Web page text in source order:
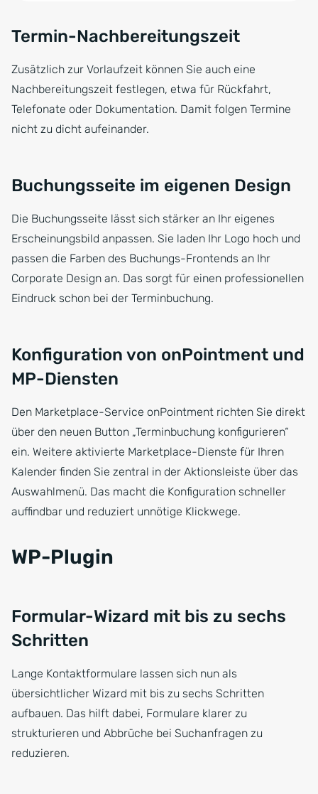
Termin-Nachbereitungszeit
Zusätzlich zur Vorlaufzeit können Sie auch eine
Nachbereitungszeit festlegen, etwa für Rückfahrt,
Telefonate oder Dokumentation. Damit folgen Termine
nicht zu dicht aufeinander.
Buchungsseite im eigenen Design
Die Buchungsseite lässt sich stärker an Ihr eigenes
Erscheinungsbild anpassen. Sie laden Ihr Logo hoch und
passen die Farben des Buchungs-Frontends an Ihr
Corporate Design an. Das sorgt für einen professionellen
Eindruck schon bei der Terminbuchung.
Konfiguration von onPointment und
MP-Diensten
Den Marketplace-Service onPointment richten Sie direkt
über den neuen Button „Terminbuchung konfigurieren“
ein. Weitere aktivierte Marketplace-Dienste für Ihren
Kalender finden Sie zentral in der Aktionsleiste über das
Auswahlmenü. Das macht die Konfiguration schneller
auffindbar und reduziert unnötige Klickwege.
WP-Plugin
Formular-Wizard mit bis zu sechs
Schritten
Lange Kontaktformulare lassen sich nun als
übersichtlicher Wizard mit bis zu sechs Schritten
aufbauen. Das hilft dabei, Formulare klarer zu
strukturieren und Abbrüche bei Suchanfragen zu
reduzieren.